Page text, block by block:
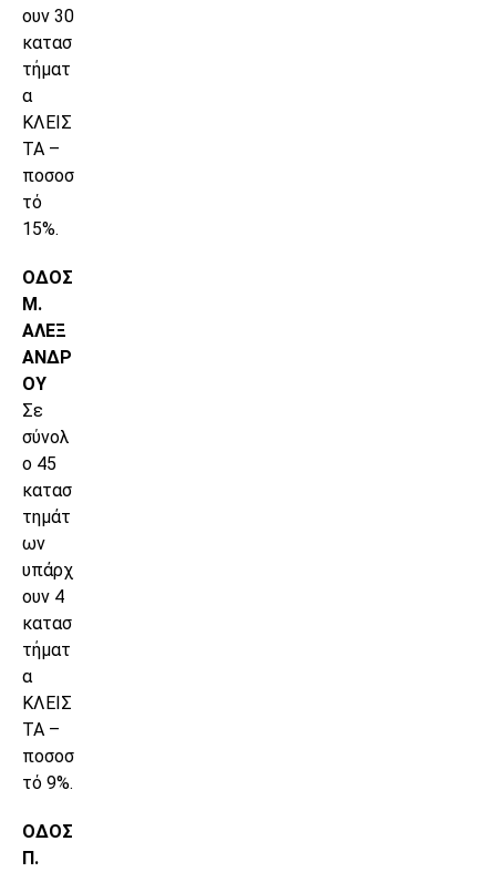
ουν 30
κατασ
τήματ
α
ΚΛΕΙΣ
ΤΑ –
ποσοσ
τό
15%.
ΟΔΟΣ
Μ.
ΑΛΕΞ
ΑΝΔΡ
ΟΥ
Σε
σύνολ
ο 45
κατασ
τημάτ
ων
υπάρχ
ουν 4
κατασ
τήματ
α
ΚΛΕΙΣ
ΤΑ –
ποσοσ
τό 9%.
ΟΔΟΣ
Π.